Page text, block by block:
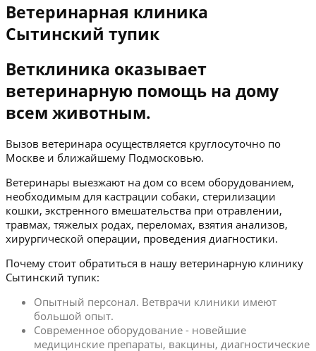
Ветеринарная клиника
Сытинский тупик
Ветклиника оказывает
ветеринарную помощь на дому
всем животным.
Вызов ветеринара осуществляется круглосуточно по
Москве и ближайшему Подмосковью.
Ветеринары выезжают на дом со всем оборудованием,
необходимым для кастрации собаки, стерилизации
кошки, экстренного вмешательства при отравлении,
травмах, тяжелых родах, переломах, взятия анализов,
хирургической операции, проведения диагностики.
Почему стоит обратиться в нашу ветеринарную клинику
Сытинский тупик:
Опытный персонал. Ветврачи клиники имеют
большой опыт.
Современное оборудование - новейшие
медицинские препараты, вакцины, диагностические